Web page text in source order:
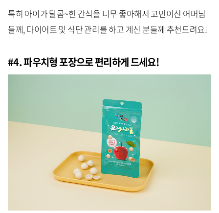
특히 아이가 달콤~한 간식을 너무 좋아해서 고민이신 어머님
들께, 다이어트 및 식단 관리를 하고 계신 분들께 추천드려요!
#4. 파우치형 포장으로 편리하게 드세요!